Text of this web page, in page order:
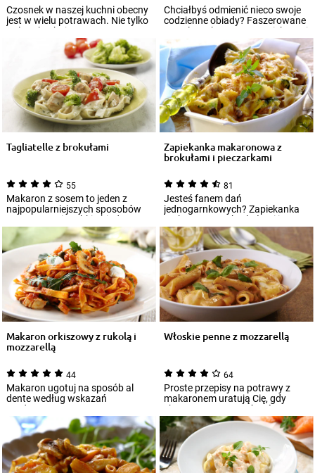
Czosnek w naszej kuchni obecny
jest w wielu potrawach. Nie tylko
Polacy kochają to warzywo.
Chciałbyś odmienić nieco swoje
codzienne obiady? Faszerowane
muszle makaronowe to ciekawa i
prost...
Tagliatelle z brokułami
55
Makaron z sosem to jeden z
najpopularniejszych sposobów
na smaczny i szybki obiad –
przygotuj go...
Zapiekanka makaronowa z
brokułami i pieczarkami
81
Jesteś fanem dań
jednogarnkowych? Zapiekanka
makaronowa z brokułami i
pieczarkami na pewno przypa...
Makaron orkiszowy z rukolą i
mozzarellą
44
Makaron ugotuj na sposób al
dente według wskazań
producenta.
Włoskie penne z mozzarellą
64
Proste przepisy na potrawy z
makaronem uratują Cię, gdy
chcesz przygotować coś
szybkiego do jedze...